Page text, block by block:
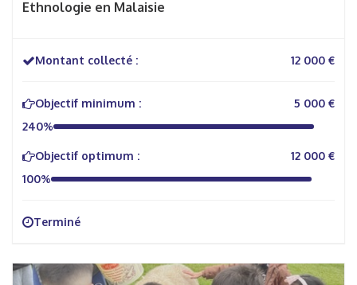
Ethnologie en Malaisie
Montant collecté : 12 000 €
Objectif minimum :
5 000 €
240%
Objectif optimum :
12 000 €
100%
Terminé